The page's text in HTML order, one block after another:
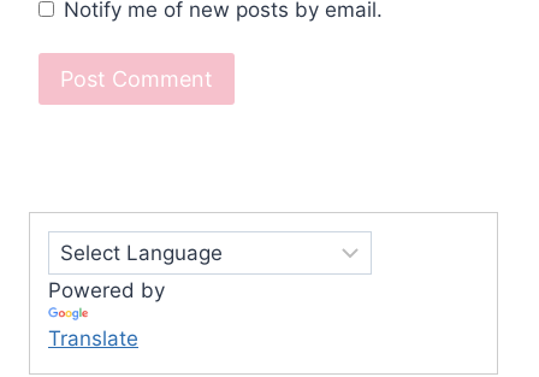
Notify me of new posts by email.
Powered by
Translate